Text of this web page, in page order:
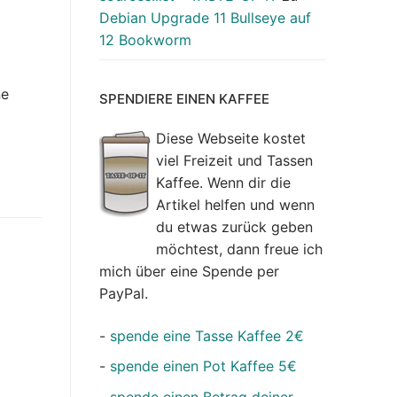
Debian Upgrade 11 Bullseye auf
12 Bookworm
SPENDIERE EINEN KAFFEE
Diese Webseite kostet
viel Freizeit und Tassen
Kaffee. Wenn dir die
Artikel helfen und wenn
du etwas zurück geben
möchtest, dann freue ich
mich über eine Spende per
PayPal.
- spende eine Tasse Kaffee 2€
- spende einen Pot Kaffee 5€